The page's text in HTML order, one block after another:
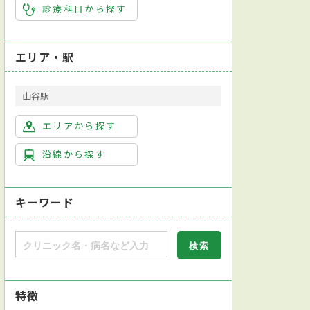
診療科目から探す
エリア・駅
山谷駅
エリアから探す
沿線から探す
キーワード
特徴